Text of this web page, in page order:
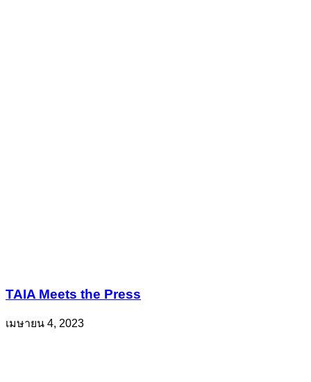
TAIA Meets the Press
เมษายน 4, 2023